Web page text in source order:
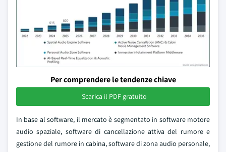
Per comprendere le tendenze chiave
Scarica il PDF gratuito
In base al software, il mercato è segmentato in software motore
audio spaziale, software di cancellazione attiva del rumore e
gestione del rumore in cabina, software di zona audio personale,